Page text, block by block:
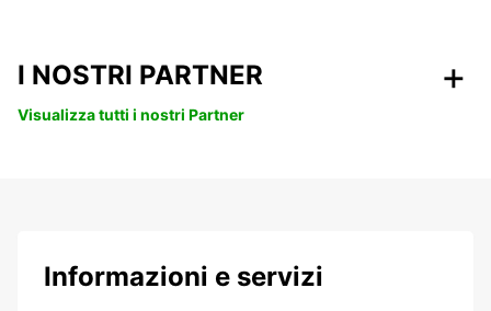
I NOSTRI PARTNER
Visualizza tutti i nostri Partner
Informazioni e servizi